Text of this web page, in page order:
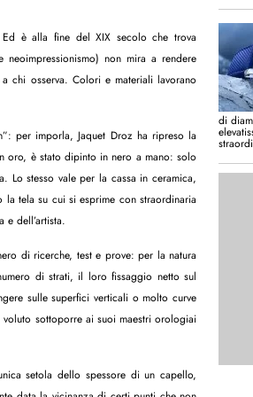
Ed è alla fine del XIX secolo che trova
neoimpressionismo) non mira a rendere
a chi osserva. Colori e materiali lavorano
per imporla, Jaquet Droz ha ripreso la
oro, è stato dipinto in nero a mano: solo
Lo stesso vale per la cassa in ceramica,
la tela su cui si esprime con straordinaria
dell’artista.
di ricerche, test e prove: per la natura
di strati, il loro fissaggio netto sul
sulle superfici verticali o molto curve
voluto sottoporre ai suoi maestri orologiai
setola dello spessore di un capello,
di